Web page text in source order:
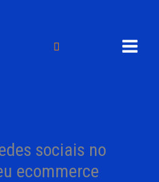
Pesquisar
sociais no
ecommerce